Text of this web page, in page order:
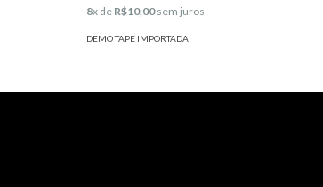
8x de R$10,00sem juros
DEMO TAPE IMPORTADA